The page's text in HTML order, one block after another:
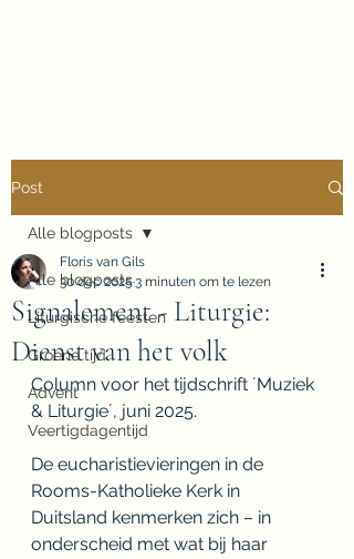
Post
Alle blogposts
Liturgische feesten
Groene tijd
Advent
Veertigdagentijd
Alle blogposts
Signalement - Liturgie:
Dienst van het volk
Floris van Gils
30 dec 20253 minuten om te lezen
Column voor het tijdschrift ´Muziek
& Liturgie´, juni 2025.
De eucharistievieringen in de
Rooms-Katholieke Kerk in
Duitsland kenmerken zich – in
onderscheid met wat bij haar